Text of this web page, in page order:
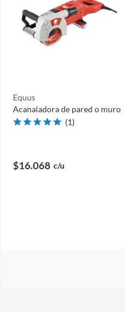
Equus
Acanaladora de pared o muro
(1)
$16.068 c/u